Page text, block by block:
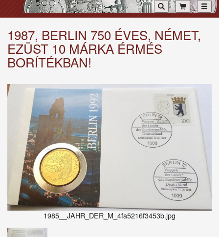
1987, BERLIN 750 ÉVES, NÉMET,
EZÜST 10 MÁRKA ÉRMÉS
BORÍTÉKBAN!
1985__JAHR_DER_M_4fa5216f3453b.jpg